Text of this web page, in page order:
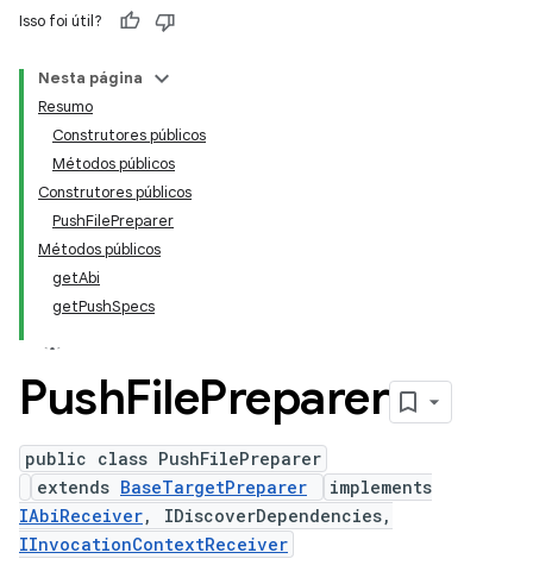
Isso foi útil?
Nesta página
Resumo
Construtores públicos
Métodos públicos
Construtores públicos
PushFilePreparer
Métodos públicos
getAbi
getPushSpecs
PushFilePreparer
public class PushFilePreparer
extends BaseTargetPreparer
implements
IAbiReceiver, IDiscoverDependencies,
IInvocationContextReceiver